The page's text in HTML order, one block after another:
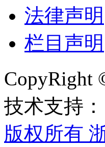
法律声明
栏目声明
CopyRight
技术支持：
版权所有